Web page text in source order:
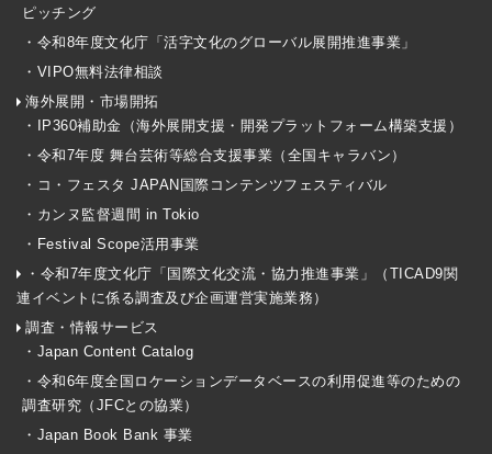
ピッチング
・令和8年度文化庁「活字文化のグローバル展開推進事業」
・VIPO無料法律相談
海外展開・市場開拓
・IP360補助金（海外展開支援・開発プラットフォーム構築支援）
・令和7年度 舞台芸術等総合支援事業（全国キャラバン）
・コ・フェスタ JAPAN国際コンテンツフェスティバル
・カンヌ監督週間 in Tokio
・Festival Scope活用事業
・令和7年度文化庁「国際文化交流・協力推進事業」（TICAD9関
連イベントに係る調査及び企画運営実施業務）
調査・情報サービス
・Japan Content Catalog
・令和6年度全国ロケーションデータベースの利用促進等のための
調査研究（JFCとの協業）
・Japan Book Bank 事業